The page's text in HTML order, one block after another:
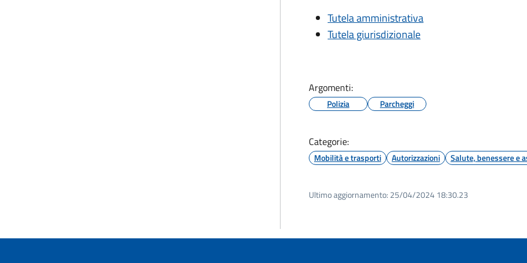
Tutela amministrativa
Tutela giurisdizionale
Argomenti:
Polizia Parcheggi
Categorie:
Mobilità e trasporti Autorizzazioni Salute, benessere e
Ultimo aggiornamento: 25/04/2024 18:30.23